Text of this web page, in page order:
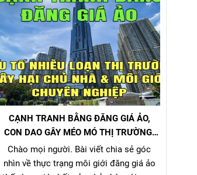
dựng, quản lý và sử dụng hệ thống thông
tin, cơ sở dữ liệu về nhà ở và thị trường
bất động sản.
CẠNH TRANH BẰNG ĐĂNG GIÁ ẢO,
CON DAO GÂY MÉO MÓ THỊ TRƯỜNG,
GÂY HẠI CHỦ NHÀ VÀ NHÀ MÔI GIỚI
CHÂN CHÍNH
Chào mọi người. Bài viết chia sẻ góc
nhìn về thực trạng môi giới đăng giá ảo